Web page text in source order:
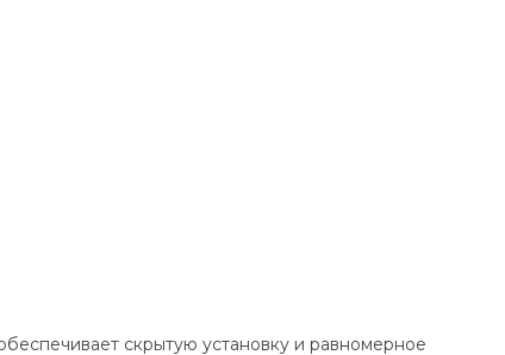
скрытую установку и равномерное